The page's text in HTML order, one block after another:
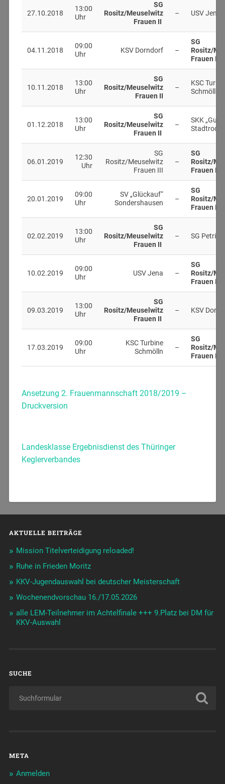
27.10.2018
13:00
Uhr
SG
Rositz/Meuselwitz
Frauen II
– USV Jena
04.11.2018
09:00
Uhr
KSV Dorndorf –
SG
Rositz/
Frauen II
10.11.2018
13:00
Uhr
SG
Rositz/Meuselwitz
Frauen II
–
KSC
Schmölln
01.12.2018
13:00
Uhr
SG
Rositz/Meuselwitz
Frauen II
–
SKK „Gut
Stadtroda
06.01.2019
12:30
Uhr
SG
Rositz/Meuselwitz
Frauen III
–
SG
Rositz/
Frauen II
20.01.2019
09:00
Uhr
SV „Glückauf“
Sondershausen
–
SG
Rositz/
Frauen II
02.02.2019
13:00
Uhr
SG
Rositz/Meuselwitz
Frauen II
– SG
10.02.2019
09:00
Uhr
USV Jena –
SG
Rositz/
Frauen II
09.03.2019
13:00
Uhr
SG
Rositz/Meuselwitz
Frauen II
– KSV
17.03.2019
09:00
Uhr
KSC Turbine
Schmölln
–
SG
Rositz/
Frauen II
Ansetzung 2. Frauenmannschaft 2018/2019 –
Druckversion
Landesklasse Ergebnisdienst des Thüringer
Keglerverbandes
AKTUELLE BEITRÄGE
Mission Titelverteidigung reloaded!
Ruhe in Frieden Moritz
KKV-Jugendauswahl bei deutscher Meisterschaft
Wochenendvorschau 16./17.05.2026
alle LEM-Teilnehmer im Achtelfinale +++ 9.Platz bei DM für
KKV-Auswahl
SUCHE
META
Anmelden